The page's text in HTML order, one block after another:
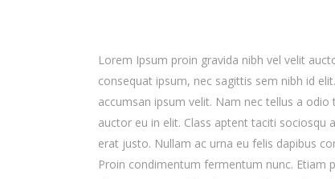
Lorem Ipsum proin gravida nibh vel velit
consequat ipsum, nec sagittis sem nibh id
accumsan ipsum velit. Nam nec tellus a
auctor eu in elit. Class aptent taciti
erat justo. Nullam ac urna eu felis dapibus
Proin condimentum fermentum nunc.